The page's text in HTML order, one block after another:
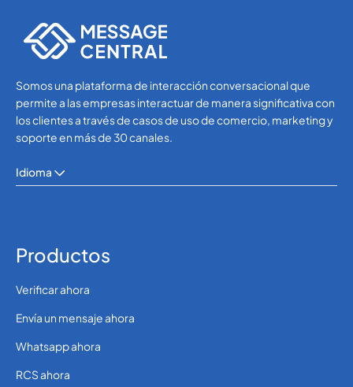
Somos una plataforma de interacción conversacional que
permite a las empresas interactuar de manera significativa con
los clientes a través de casos de uso de comercio, marketing y
soporte en más de 30 canales.
Idioma
Productos
Verificar ahora
Envía un mensaje ahora
Whatsapp ahora
RCS ahora